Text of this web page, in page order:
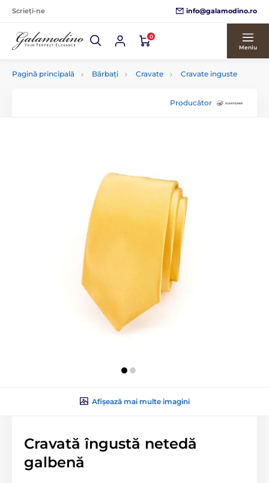
Scrieți-ne info@galamodino.ro
0
Meniu
Pagină principală Bărbați Cravate Cravate inguste
Producător
Afișează mai multe imagini
Cravată îngustă netedă
galbenă